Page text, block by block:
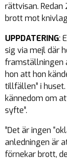
rättvisan.
brott mot
UPPDATERING:
sig via mejl där
framställningen
hon att hon
tillfällen” i
kännedom om
syfte”.
”Det är ingen
anledningen är
förnekar brott,